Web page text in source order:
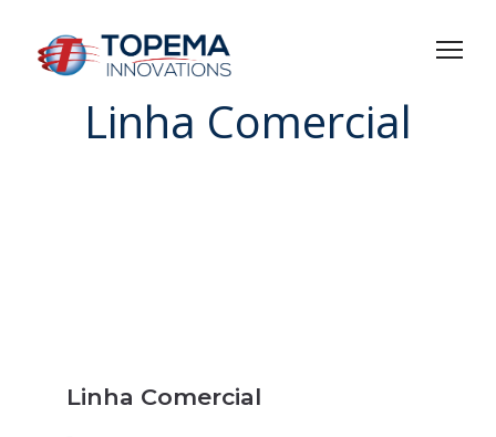
Linha Comercial
Linha Comercial